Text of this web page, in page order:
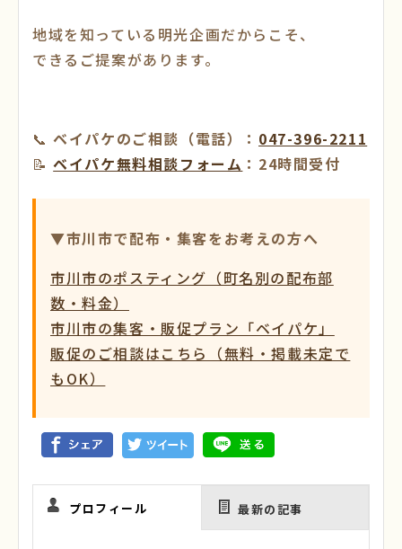
地域を知っている明光企画だからこそ、
できるご提案があります。
📞ベイパケのご相談（電話）： 047-396-2211
📝ベイパケ無料相談フォーム ：24時間受付
▼市川市で配布・集客をお考えの方へ
市川市のポスティング（町名別の配布部
数・料金）
市川市の集客・販促プラン「ベイパケ」
販促のご相談はこちら（無料・掲載未定で
もOK）
プロフィール 最新の記事